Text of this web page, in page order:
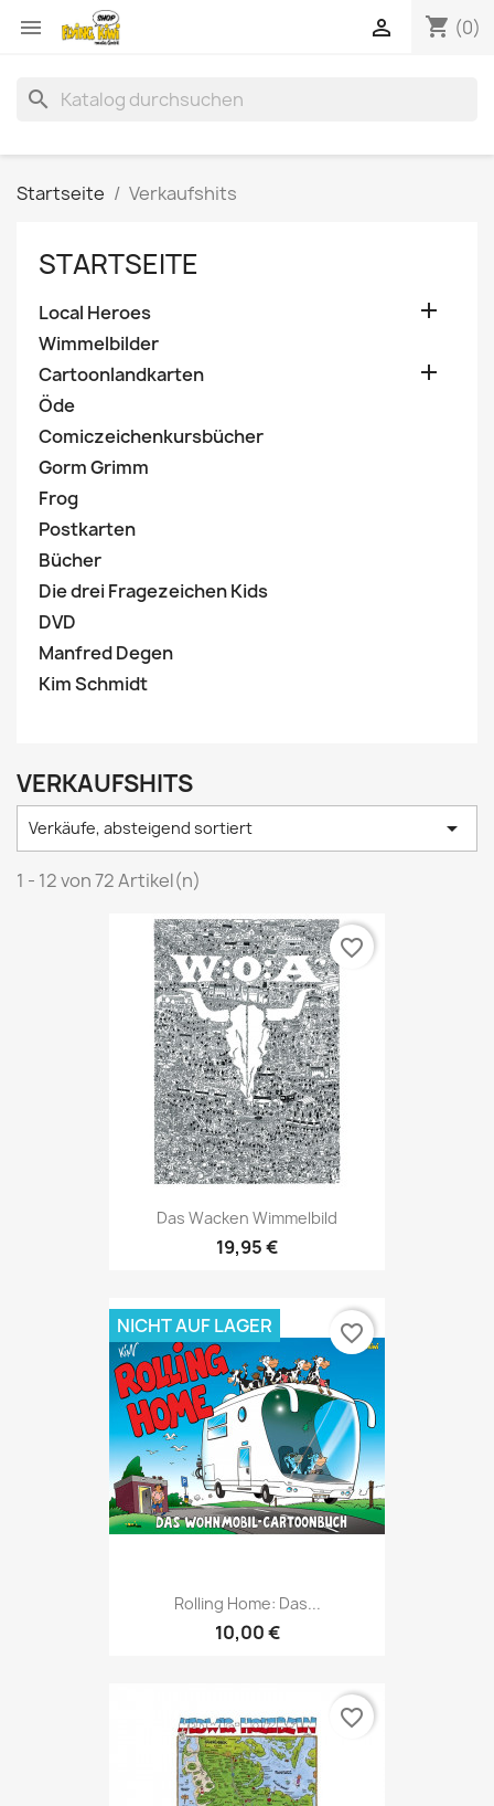
 shopping_cart (0)

search
Startseite Verkaufshits
STARTSEITE
Local Heroes 
Wimmelbilder
Cartoonlandkarten

Öde
Comiczeichenkursbücher
Gorm Grimm
Frog
Postkarten
Bücher
Die drei Fragezeichen Kids
DVD
Manfred Degen
Kim Schmidt
VERKAUFSHITS
Verkäufe, absteigend sortiert 
1 - 12 von 72 Artikel(n)
Das Wacken Wimmelbild
19,95 €
favorite_border
Rolling Home: Das...
10,00 €
NICHT AUF LAGER favorite_border
favorite_border